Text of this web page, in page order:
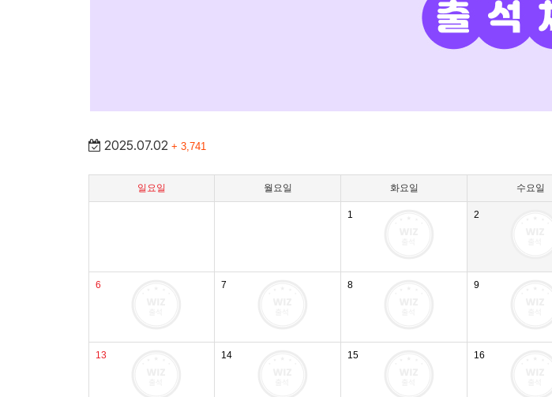
2025.07.02 + 3,741
일요일 월요일 화요일 수요일
1 2
6 7 8 9
13 14 15 16